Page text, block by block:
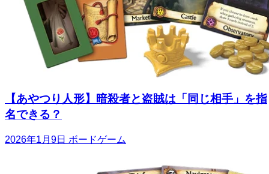
【あやつり人形】暗殺者と盗賊は「同じ相手」を指
名できる？
2026年1月9日 ボードゲーム